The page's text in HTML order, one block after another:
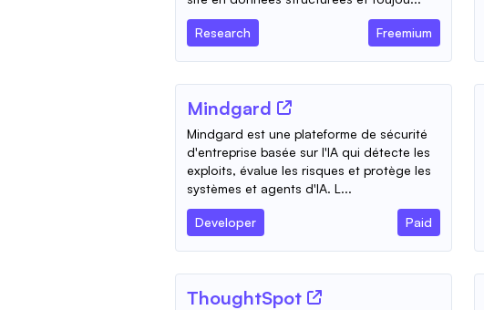
Research Freemium
Mindgard
Mindgard est une plateforme de sécurité
d'entreprise basée sur l'IA qui détecte les
exploits, évalue les risques et protège les
systèmes et agents d'IA. L...
Developer Paid
ThoughtSpot